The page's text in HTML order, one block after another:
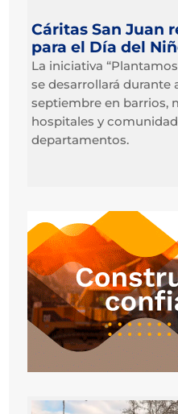
Cáritas San Juan
para el Día del
La iniciativa
se desarrollará durante
septiembre en barrios,
hospitales y
departamentos.